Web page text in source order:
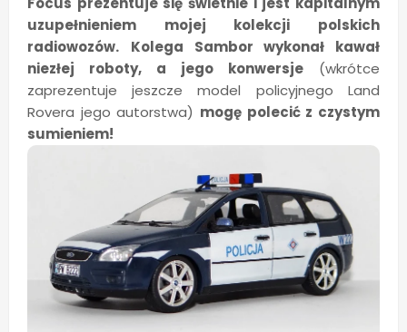
uzupełnieniem mojej kolekcji polskich
radiowozów.
Kolega Sambor wykonał kawał
niezłej roboty, a jego konwersje (wkrótce
zaprezentuje jeszcze model policyjnego Land
Rovera jego autorstwa) mogę polecić z czystym
sumieniem!